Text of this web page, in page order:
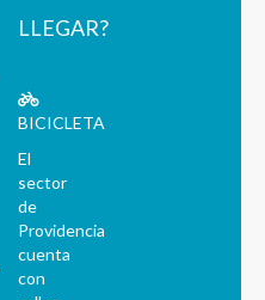
LLEGAR?
BICICLETA
El
sector
de
Providencia
cuenta
con